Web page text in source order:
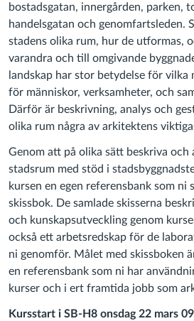
bostadsgatan, innergården, parken,
handelsgatan och genomfartsleden.
stadens olika rum, hur de utformas,
varandra och till omgivande
landskap har stor betydelse för vilka
för människor, verksamheter, och
Därför är beskrivning, analys och
olika rum några av arkitektens
Genom att på olika sätt beskriva och
stadsrum med stöd i
kursen en egen referensbank som ni
skissbok. De samlade skisserna
och kunskapsutveckling genom
också ett arbetsredskap för de
ni genomför. Målet med skissboken
en referensbank som ni har
kurser och i ert framtida jobb som
Kursstart i SB-H8 onsdag 22 mars